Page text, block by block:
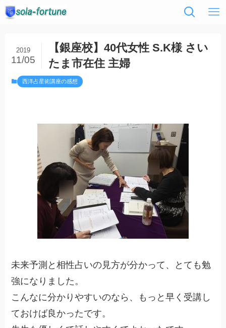
【銀座校】40代女性 S.K様 さい
たま市在住 主婦
2019
11/05
西洋占星術講座の感想
未来予測と相性占いの見方が分かって、とても勉
強になりました。
こんなに分かりやすいのなら、もっと早く受講し
ておけば良かったです。